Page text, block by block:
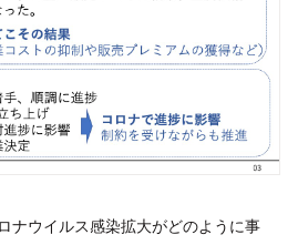
ナウイルス感染拡大がどのように事